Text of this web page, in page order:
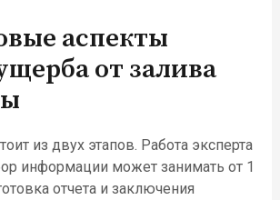
аспекты
от залива
из двух этапов. Работа эксперта
информации может занимать от 1
отчета и заключения